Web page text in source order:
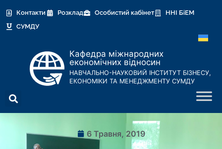
Контакти Розклад Особистий кабінет
ННІ БіЕМ
СУМДУ
Кафедра міжнародних
економічних відносин
НАВЧАЛЬНО-НАУКОВИЙ ІНСТИТУТ БІЗНЕСУ,
ЕКОНОМІКИ ТА МЕНЕДЖМЕНТУ СУМДУ
6 Травня, 2019